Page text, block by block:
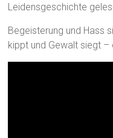
Leidensgeschichte
Begeisterung und Hass
kippt und Gewalt siegt –